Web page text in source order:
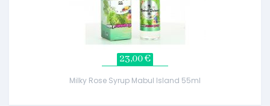
23,00 €
Milky Rose Syrup Mabul Island 55ml